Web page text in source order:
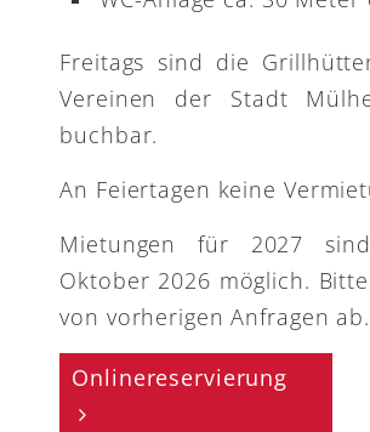
Freitags sind die
Vereinen der Stadt
buchbar.
An Feiertagen keine
Mietungen für 2027
Oktober 2026 möglich.
von vorherigen Anfragen ab.
Onlinereservierung